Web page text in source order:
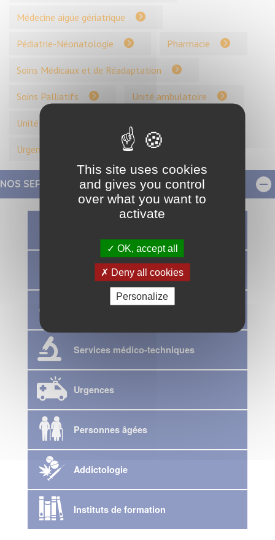
Médecine aigüe gériatrique
Pédiatrie-Néonatologie Pharmacie
Soins Médicaux et de Réadaptation
Soins Palliatifs Unité ambulatoire
Unité de Soins de Longue Durée (USLD)
Urgences
NOS SERVICES
Chirurgie
Services médico-techniques
Urgences
Personnes âgées
Addictologie
Instituts de formation
This site uses cookies
and gives you control
over what you want to
activate
OK, accept all
Deny all cookies
Personalize